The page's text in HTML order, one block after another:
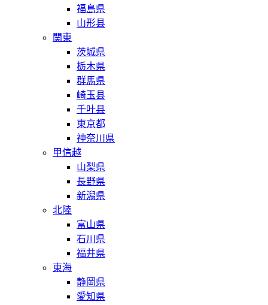
福島県
山形县
関東
茨城県
栃木県
群馬県
崎玉县
千叶县
東京都
神奈川県
甲信越
山梨県
長野県
新潟県
北陸
富山県
石川県
福井県
東海
静岡県
愛知県